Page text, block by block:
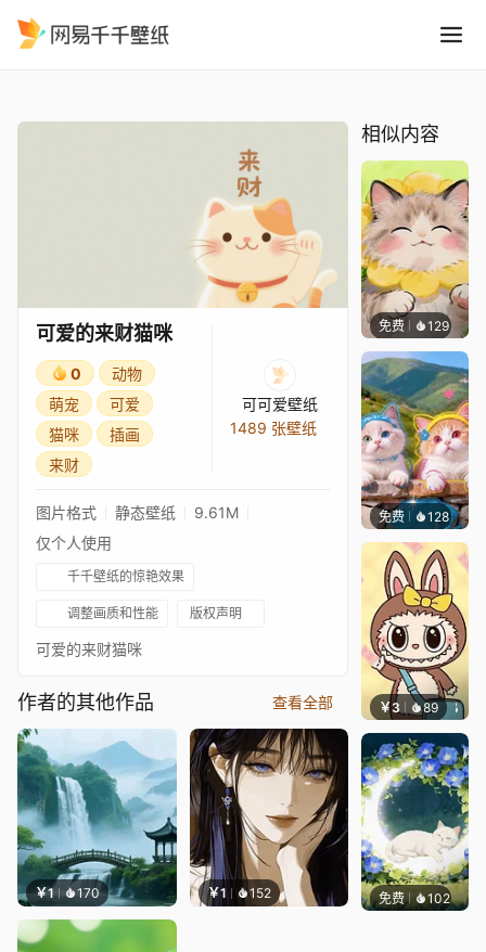
可爱的来财猫咪
0
动物
萌宠
可爱
猫咪
插画
来财
可可爱壁纸
1489 张壁纸
图片格式 静态壁纸
9.61M
仅个人使用
千千壁纸的惊艳效果
调整画质和性能 版权声明
可爱的来财猫咪
作者的其他作品 查看全部
￥1 170 ￥1 152
相似内容
免费 129渔小小
免费 128豆子
￥3 89 豆子
免费 102渔小小